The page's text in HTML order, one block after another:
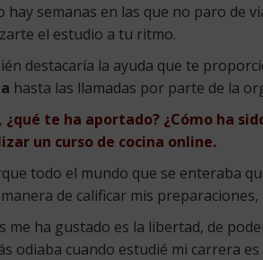
hay semanas en las que no paro de
el estudio a tu ritmo.
destacaría la ayuda que te
hasta las llamadas por parte de la
¿qué te ha aportado? ¿Cómo ha
un curso de cocina online.
todo el mundo que se enteraba
de calificar mis
me ha gustado es la libertad, de
odiaba cuando estudié mi carrera